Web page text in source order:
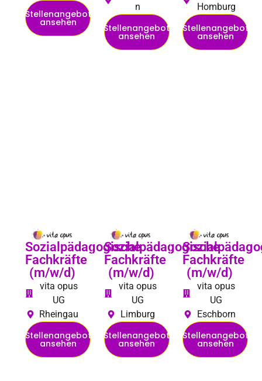
Stellenangebot
ansehen
n
Stellenangebot
ansehen
Homburg
Stellenangebot
ansehen
Sozialpädagogische
Fachkräfte
(m/w/d)
vita opus
UG
Rheingau
Stellenangebot
ansehen
Sozialpädagogische
Fachkräfte
(m/w/d)
vita opus
UG
Limburg
Stellenangebot
ansehen
Fachkräfte
(m/w/d)
vita opus
UG
Eschborn
Stellenangebot
ansehen